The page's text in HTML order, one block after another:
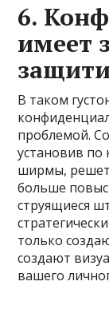
6.
имеет
В таком
проблемой.
установив
ширмы,
больше
струящиеся
только
создают
вашего